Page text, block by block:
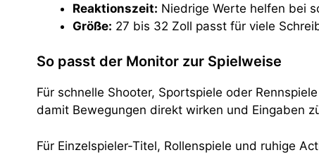
Reaktionszeit: Niedrige Werte helfen bei
Größe: 27 bis 32 Zoll passt für viele
So passt der Monitor zur Spielweise
Für schnelle Shooter, Sportspiele oder
damit Bewegungen direkt wirken und Eingaben
Für Einzelspieler-Titel, Rollenspiele und ruhige